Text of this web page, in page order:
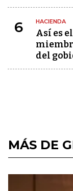
6 HACIENDA
Así es
del
MÁS DE